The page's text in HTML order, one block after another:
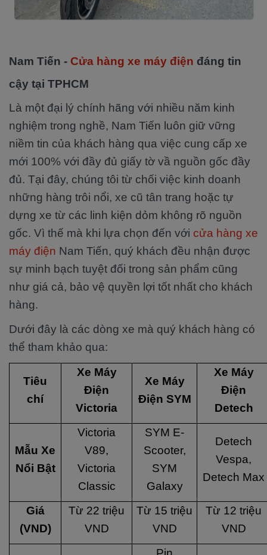
Nam Tiến - Cửa hàng xe máy điện đáng tin
cậy tại TPHCM
Là một đại lý chính hãng với nhiều năm kinh
nghiệm trong nghề, Nam Tiến luôn giữ vững
niềm tin của khách hàng qua việc cung cấp xe
mới 100% với đầy đủ giấy tờ vầ nguồn gốc đầy
đủ. Tại đây, chúng tôi từ chối việc kinh doanh
những hàng trôi nổi, xe cũ tân trang hoặc tự
dựng xe từ các linh kiện dỏm không rõ nguồn
gốc. Vì thế mà khi lựa chọn đến với cửa hàng xe
máy điện Nam Tiến, quý khách đều nhận được
sự minh bạch tuyệt đối trong sản phẩm cũng
như giá cả, bảo vệ quyền lợi tốt nhất cho khách
hàng.
Dưới đây là các dòng xe mà quý khách hàng có
thể tham khảo qua:
Tiêu
chí
Xe Máy
Điện
Victoria
Xe Máy
Điện SYM
Xe Máy
Điện
Detech
Mẫu Xe
Nổi Bật
Victoria
V89,
Victoria
Classic
SYM E-
Scooter,
SYM
Galaxy
Detech
Vespa,
Detech Max
Giá
(VND)
Từ 22 triệu
VND
Từ 15 triệu
VND
Từ 12 triệu
VND